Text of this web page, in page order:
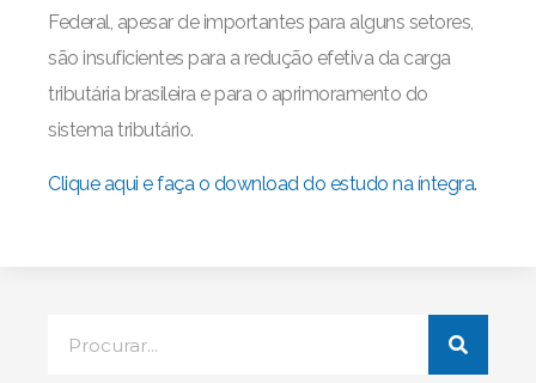
Federal, apesar de importantes para alguns setores,
são insuficientes para a redução efetiva da carga
tributária brasileira e para o aprimoramento do
sistema tributário.
Clique aqui e faça o download do estudo na íntegra.